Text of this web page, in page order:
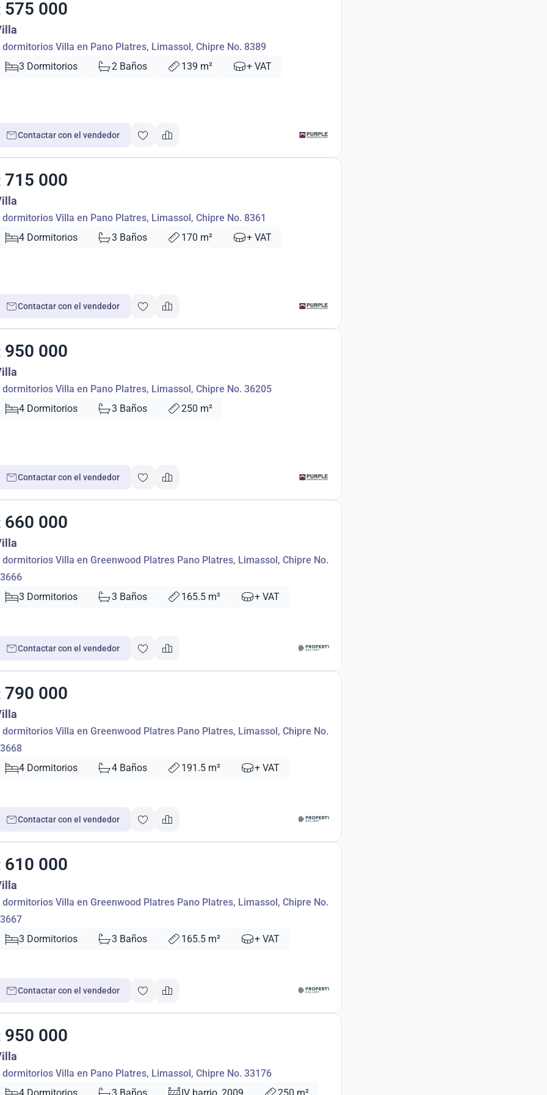
575 000
dormitorios Villa en Pano Platres, Limassol, Chipre No. 8389
3 Dormitorios
2 Baños 139 m² + VAT
Contactar con el vendedor
715 000
dormitorios Villa en Pano Platres, Limassol, Chipre No. 8361
4 Dormitorios
3 Baños 170 m² + VAT
Contactar con el vendedor
950 000
dormitorios Villa en Pano Platres, Limassol, Chipre No. 36205
4 Dormitorios
3 Baños 250 m²
Contactar con el vendedor
660 000
dormitorios Villa en Greenwood Platres Pano Platres, Limassol, Chipre No.
3 Dormitorios
3 Baños 165.5 m² + VAT
Contactar con el vendedor
790 000
dormitorios Villa en Greenwood Platres Pano Platres, Limassol, Chipre No.
4 Dormitorios
4 Baños 191.5 m² + VAT
Contactar con el vendedor
610 000
dormitorios Villa en Greenwood Platres Pano Platres, Limassol, Chipre No.
3 Dormitorios
3 Baños 165.5 m² + VAT
Contactar con el vendedor
950 000
dormitorios Villa en Pano Platres, Limassol, Chipre No. 33176